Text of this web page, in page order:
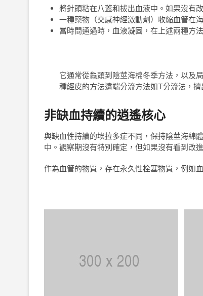
將針頭粘在八蓋和拔出血液中。如果沒有
一種藥物（交感神經激動劑）收縮血管在
當時間通過時，血液凝固，在上述兩種方
它通常從龜頭到陰莖海棉冬季方法，以及
種經皮的方法遠端分流方法如T分流法，擠
非缺血持續的逍遙核心
與缺血性持續的埃拉多症不同，保持陰莖海綿
中。觀察期沒有特別確定，但如果沒有看到改
作為血管的物質，存在永久性栓塞物質，例如